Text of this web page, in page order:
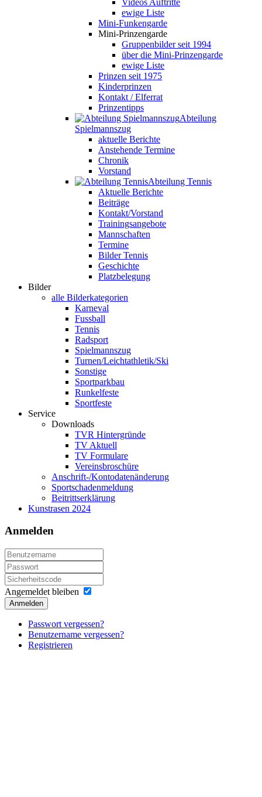
ewige Liste
Mini-Funkengarde
Mini-Prinzengarde
Gruppenbilder seit 1994
über die Mini-Prinzengarde
ewige Liste
Prinzen seit 1975
Kinderprinzen
Kontakt / Elferrat
Prinzentipps
Abteilung
Spielmannszug
aktuelle Berichte
Anstehende Termine
Chronik
Vorstand
Abteilung Tennis
Aktuelle Berichte
Beiträge
Kontakt/Vorstand
Trainingsangebote
Mannschaften
Termine
Bilder Tennis
Geschichte
Platzbelegung
Bilder
alle Bilderkategorien
Karneval
Fussball
Tennis
Radsport
Spielmannszug
Turnen/Leichtathletik/Ski
Sonstige
Sportparkbau
Runkelfeste
Sportfeste
Service
Downloads
TVR Hintergründe
TV Aktuell
TV Formulare
Vereinsbroschüre
Anschrift-/Kontodatenänderung
Sportschadenmeldung
Beitrittserklärung
Kunstrasen 2024
Anmelden
Angemeldet bleiben
Anmelden
Passwort vergessen?
Benutzername vergessen?
Registrieren